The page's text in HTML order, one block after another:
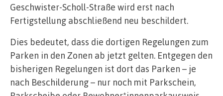
Geschwister-Scholl-Straße wird erst nach
Fertigstellung abschließend neu beschildert.
Dies bedeutet, dass die dortigen Regelungen zum
Parken in den Zonen ab jetzt gelten. Entgegen den
bisherigen Regelungen ist dort das Parken – je
nach Beschilderung – nur noch mit Parkschein,